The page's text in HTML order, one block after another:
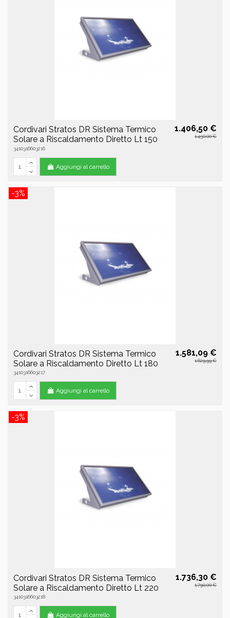
Cordivari Stratos DR Sistema Termico
Solare a Riscaldamento Diretto Lt 150
3410316603216
1.406,50 €
1.450,00 €
Aggiungi al carrello
-3%
Cordivari Stratos DR Sistema Termico
Solare a Riscaldamento Diretto Lt 180
3410316603217
1.581,09 €
1.629,99 €
Aggiungi al carrello
-3%
Cordivari Stratos DR Sistema Termico
Solare a Riscaldamento Diretto Lt 220
3410316603218
1.736,30 €
1.790,00 €
Aggiungi al carrello